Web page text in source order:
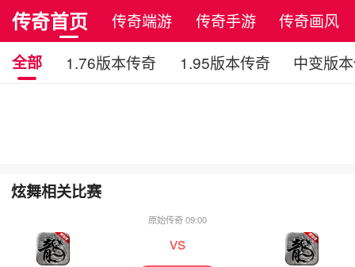
传奇首页 传奇端游 传奇手游
传奇画风
全部
1.76版本传奇 1.95版本传奇 中变版
炫舞相关比赛
原始传奇 09:00
vs